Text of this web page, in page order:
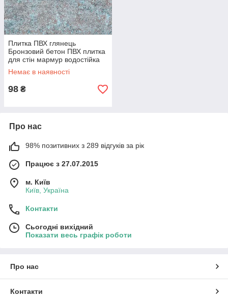
Плитка ПВХ глянець
Бронзовий бетон ПВХ плитка
для стін мармур водостійка
камінь 30х60см СВП-113-ГЛ
SW-00001308
Немає в наявності
98 ₴
Про нас
98% позитивних з 289 відгуків за рік
Працює з 27.07.2015
м. Київ
Київ, Україна
Контакти
Сьогодні вихідний
Показати весь графік роботи
Про нас
Контакти